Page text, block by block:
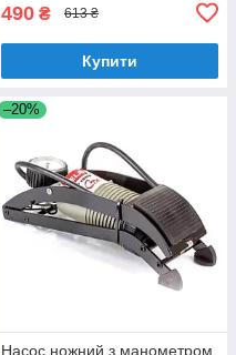
490 ₴ 613 ₴
Купити
–20%
Насос ножний з манометром